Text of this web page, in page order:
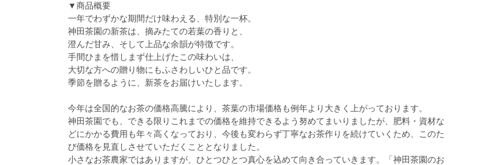
▼商品概要
一年でわずかな期間だけ味わえる、特別な一杯。
神田茶園の新茶は、摘みたての若葉の香りと、
澄んだ甘み、そして上品な余韻が特徴です。
手間ひまを惜しまず仕上げたこの味わいは、
大切な方への贈り物にもふさわしいひと品です。
季節を贈るように、新茶をお届けいたします。
今年は全国的なお茶の価格高騰により、茶葉の市場価格も例年より大きく上がっております。
神田茶園でも、できる限りこれまでの価格を維持できるよう努めてまいりましたが、肥料・資材な
どにかかる費用も年々高くなっており、今後も変わらず丁寧なお茶作りを続けていくため、このた
び価格を見直しさせていただくこととなりました。
小さなお茶農家ではありますが、ひとつひとつ真心を込めて向き合っていきます。「神田茶園のお